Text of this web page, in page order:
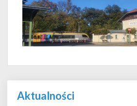
Aktualności